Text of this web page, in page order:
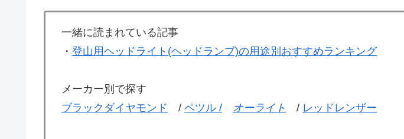
一緒に読まれている記事
・ 登山用ヘッドライト(ヘッドランプ)の用途別おすすめランキング
メーカー別で探す
ブラックダイヤモンド / ペツル / オーライト / レッドレンザー